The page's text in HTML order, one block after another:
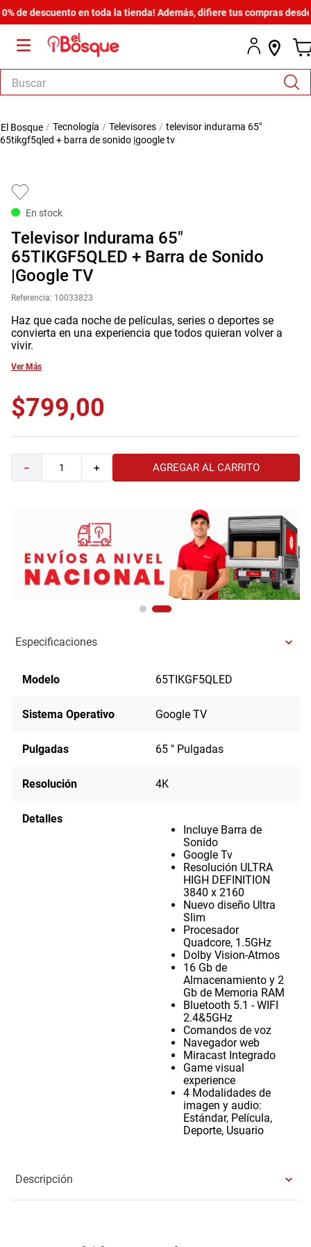
descuento en toda la tienda! Además, difiere tus compras desde
Buscar
tecnología televisores
televisor indurama 65"
65tikgf5qled + barra de sonido |google tv
En stock
Televisor Indurama 65"
65TIKGF5QLED + Barra de Sonido
|Google TV
Referencia: 10033823
Haz que cada noche de películas, series o deportes se
convierta en una experiencia que todos quieran volver a
vivir.
Ver Más
$799,00
＋
－ AGREGAR AL CARRITO
Especificaciones
Modelo 65TIKGF5QLED
Sistema Operativo Google TV
Pulgadas 65 " Pulgadas
Resolución 4K
Detalles
Incluye Barra de
Sonido
Google Tv
Resolución ULTRA
HIGH DEFINITION
3840 x 2160
Nuevo diseño Ultra
Slim
Procesador
Quadcore, 1.5GHz
Dolby Vision-Atmos
16 Gb de
Almacenamiento y 2
Gb de Memoria RAM
Bluetooth 5.1 - WIFI
2.4&5GHz
Comandos de voz
Navegador web
Miracast Integrado
Game visual
experience
4 Modalidades de
imagen y audio:
Estándar, Película,
Deporte, Usuario
Descripción
1.
salas
.
zapatera
6.
cama
7.
comoda
8.
armario lux
9.
havana master
10.